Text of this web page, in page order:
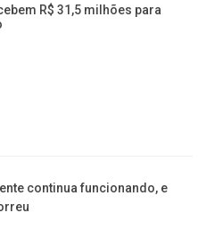
R$ 31,5 milhões para
continua funcionando, e